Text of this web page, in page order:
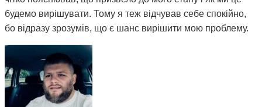
будемо вирішувати. Тому я теж відчував себе спокійно,
бо відразу зрозумів, що є шанс вирішити мою проблему.
На даний момент після двох сеансів терапії, а також
щоденних вправ, призначених мені Мітею, мій стан
покращився, зник біль у шиї та плечах, і найголовніше -
дзвін став набагато тихішим, а іноді зовсім стихає. Тому
я можу рекомендувати остеопата Мітю, бо з усього